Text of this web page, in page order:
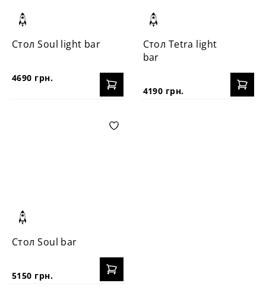
Стол Soul light bar
4690 грн.
Стол Tetra light
bar
4190 грн.
Стол Soul bar
5150 грн.